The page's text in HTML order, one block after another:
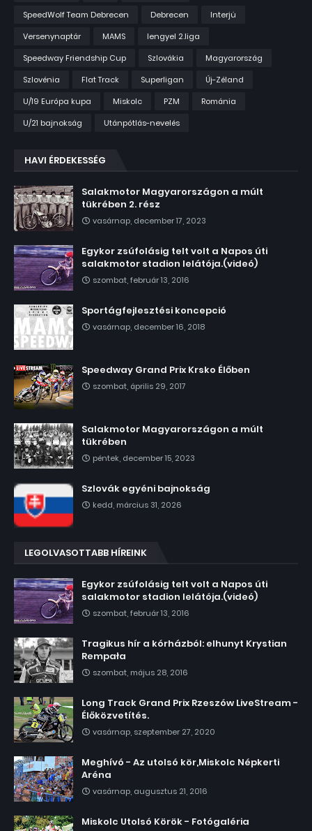
SpeedWolf Team Debrecen
Debrecen
Interjú
Versenynaptár
MAMS
lengyel 2.liga
Speedway Friendship Cup
Szlovákia
Magyarország
Szlovénia
Flat Track Superligan
Új-Zéland
U/19 Európa kupa
Miskolc PZM
Románia
U/21 bajnokság
Utánpótlás-nevelés
HAVI ÉRDEKESSÉG
Salakmotor Magyarországon a múlt
tükrében 2. rész
vasárnap, december 17, 2023
Egykor zsúfolásig telt volt a Napos úti
salakmotor stadion lelátója.(videó)
szombat, február 13, 2016
Sportágfejlesztési koncepció
vasárnap, december 16, 2018
Speedway Grand Prix Krsko Élőben
szombat, április 29, 2017
Salakmotor Magyarországon a múlt
tükrében
péntek, december 15, 2023
Szlovák egyéni bajnokság
kedd, március 31, 2026
LEGOLVASOTTABB HÍREINK
Egykor zsúfolásig telt volt a Napos úti
salakmotor stadion lelátója.(videó)
szombat, február 13, 2016
Tragikus hír a kórházból: elhunyt Krystian
Rempała
szombat, május 28, 2016
Long Track Grand Prix Rzeszów LiveStream -
Élőközvetítés.
vasárnap, szeptember 27, 2020
Meghívó - Az utolsó kör,Miskolc Népkerti
Aréna
vasárnap, augusztus 21, 2016
Miskolc Utolsó Körök - Fotógaléria